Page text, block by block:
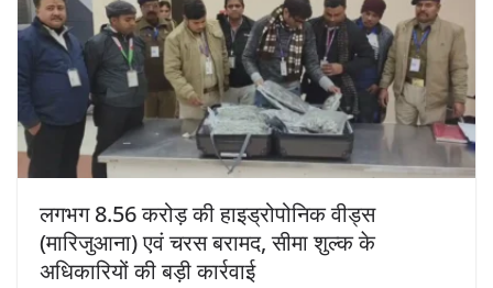
लगभग 8.56 करोड़ की हाइड्रोपोनिक वीड्स
(मारिजुआना) एवं चरस बरामद, सीमा शुल्क के
अधिकारियों की बड़ी कार्रवाई